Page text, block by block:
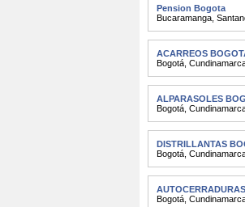
Pension Bogota
Bucaramanga
ACARREOS
Bogotá
ALPARASOLES
Bogotá
DISTRILLANTAS
Bogotá
Bogotá